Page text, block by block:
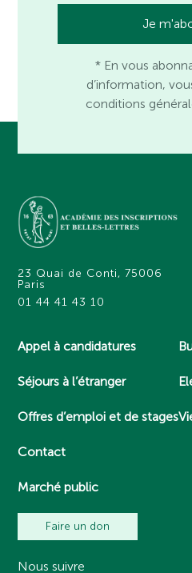
* En vous
d’information,
conditions
23 Quai de Conti, 75006
Paris
01 44 41 43 10
Appel à candidatures
Séjours à l’étranger
Offres d’emploi et de stages
Contact
Marché public
Faire un don
Nous suivre